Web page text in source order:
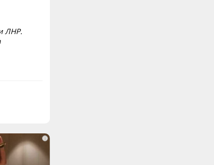
ЛНР.
i